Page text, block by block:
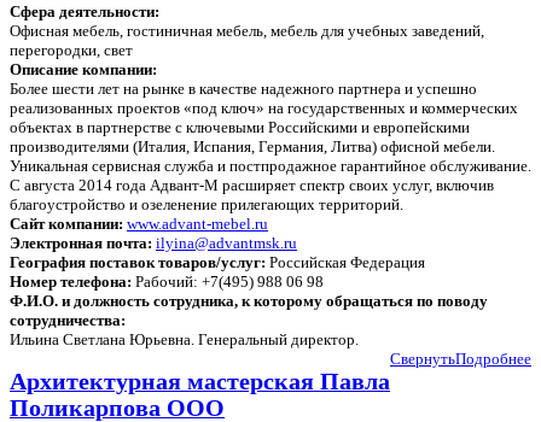
Сфера деятельности:
Офисная мебель, гостиничная мебель, мебель для учебных заведений,
перегородки, свет
Описание компании:
Более шести лет на рынке в качестве надежного партнера и успешно
реализованных проектов «под ключ» на государственных и коммерческих
объектах в партнерстве с ключевыми Российскими и европейскими
производителями (Италия, Испания, Германия, Литва) офисной мебели.
Уникальная сервисная служба и постпродажное гарантийное обслуживание.
С августа 2014 года Адвант-М расширяет спектр своих услуг, включив
благоустройство и озеленение прилегающих территорий.
Сайт компании: www.advant-mebel.ru
Электронная почта: ilyina@advantmsk.ru
География поставок товаров/услуг: Российская Федерация
Номер телефона: Рабочий: +7(495) 988 06 98
Ф.И.О. и должность сотрудника, к которому обращаться по поводу
сотрудничества:
Ильина Светлана Юрьевна. Генеральный директор.
Подробнее
Свернуть
Архитектурная мастерская Павла
Поликарпова ООО